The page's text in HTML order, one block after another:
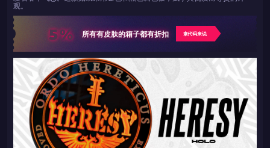
带上你的促销代码
只需抓取区域并将促销代码复制到剪贴板
如何使用促销代码
如何使用促销代码
由KARRIGAN倾情推荐
团队 THE MONGOLZ
CS2CODES.CN社区与电子竞技
观。
5% 所有有皮肤的箱子都有折扣 拿代码来说